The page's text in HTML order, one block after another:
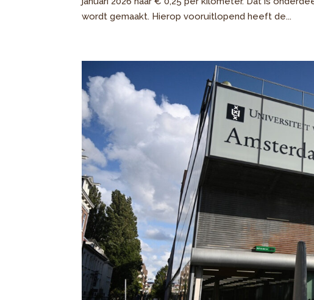
wordt gemaakt. Hierop vooruitlopend heeft de...